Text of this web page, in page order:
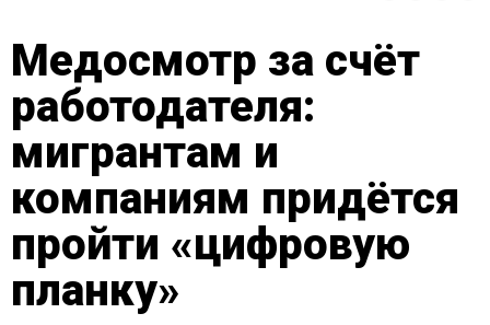
Медосмотр за счёт
работодателя:
мигрантам и
компаниям придётся
пройти «цифровую
планку»